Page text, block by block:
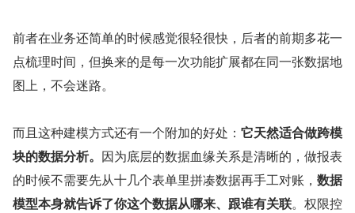
前者在业务还简单的时候感觉很轻很快，后者的前期多花一
点梳理时间，但换来的是每一次功能扩展都在同一张数据地
图上，不会迷路。
而且这种建模方式还有一个附加的好处： 它天然适合做跨模
块的数据分析。 因为底层的数据血缘关系是清晰的，做报表
的时候不需要先从十几个表单里拼凑数据再手工对账， 数据
模型本身就告诉了你这个数据从哪来、跟谁有关联。权限控